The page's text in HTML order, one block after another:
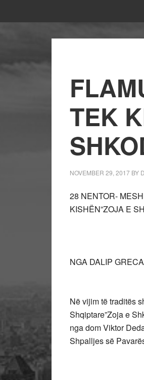
TEK
NOVEMBER 29, 2017 BY
28 NENTOR-
KISHËN”ZOJA E
NGA DALIP
Në vijim të traditës
Shqiptare”Zoja e
nga dom Viktor
Shpalljes së